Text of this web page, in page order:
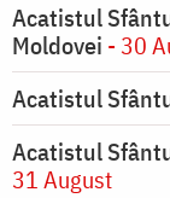
Acatistul
Moldovei - 30
Acatistul
Acatistul
31 August